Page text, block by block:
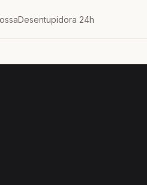
Desentupidora 24h